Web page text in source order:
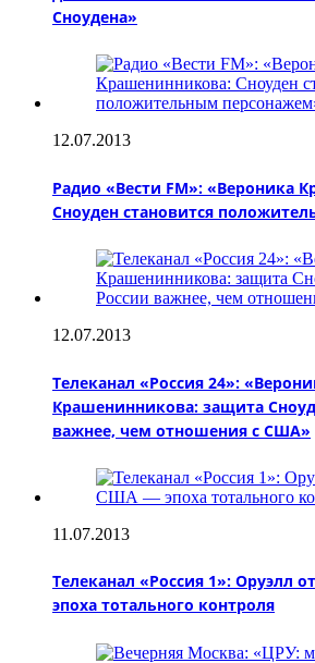
Сноудена»
12.07.2013
Радио «Вести FM»: «Вероника
Сноуден становится
12.07.2013
Телеканал «Россия 24»:
Крашенинникова: защита
важнее, чем отношения с США»
11.07.2013
Телеканал «Россия 1»: Оруэлл
эпоха тотального контроля